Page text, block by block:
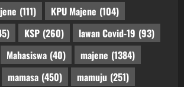
(111) KPU Majene (104)
KSP (260) lawan Covid-19 (93)
Mahasiswa (40) majene (1384)
mamasa (450) mamuju (251)